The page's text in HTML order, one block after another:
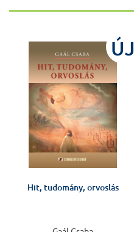
ÚJ
Hit, tudomány, orvoslás